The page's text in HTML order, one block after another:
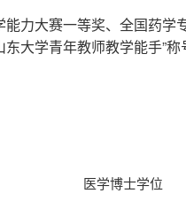
力大赛一等奖、全国药学
东大学青年教师教学能手”称
医学博士学位